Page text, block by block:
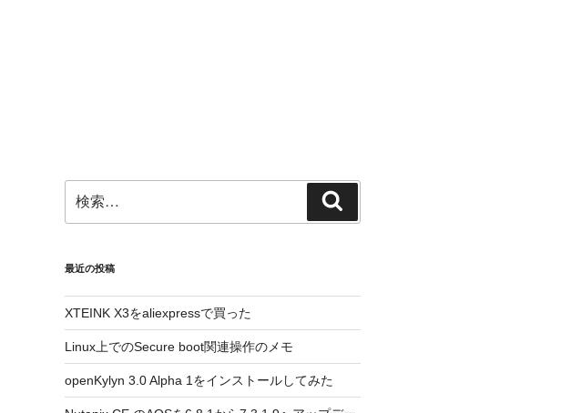
索:
索
最近の投稿
XTEINK X3をaliexpressで買った
Linux上でのSecure boot関連操作のメモ
openKylyn 3.0 Alpha 1をインストールしてみた